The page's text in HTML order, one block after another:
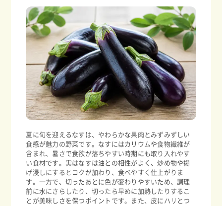
夏に旬を迎えるなすは、やわらかな果肉とみずみずしい
食感が魅力の野菜です。なすにはカリウムや食物繊維が
含まれ、暑さで食欲が落ちやすい時期にも取り入れやす
い食材です。実はなすは油との相性がよく、炒め物や揚
げ浸しにするとコクが加わり、食べやすく仕上がりま
す。一方で、切ったあとに色が変わりやすいため、調理
前に水にさらしたり、切ったら早めに加熱したりするこ
とが美味しさを保つポイントです。また、皮にハリとつ